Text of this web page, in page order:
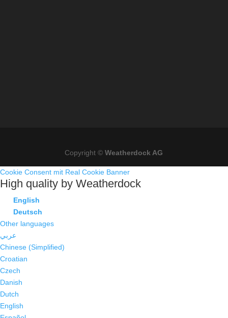
Copyright ©Weatherdock AG
Cookie Consent mit Real Cookie Banner
High quality by Weatherdock
English
Deutsch
Other languages
عربي
Chinese (Simplified)
Croatian
Czech
Danish
Dutch
English